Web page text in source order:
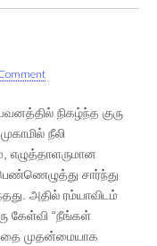
நிகழ்ந்த குரு
நீலி
எழுத்தாளருமான
சார்ந்து
அதில் ரம்யாவிடம்
கேள்வி “நீங்கள்
முதன்மையாக